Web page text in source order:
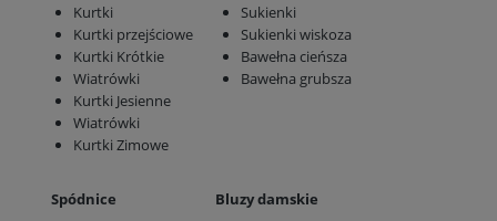
Kurtki
Kurtki przejściowe
Kurtki Krótkie
Wiatrówki
Kurtki Jesienne
Wiatrówki
Kurtki Zimowe
Sukienki
Sukienki wiskoza
Bawełna cieńsza
Bawełna grubsza
Spódnice Bluzy damskie